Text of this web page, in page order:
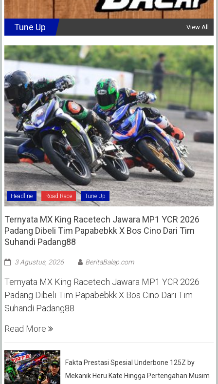
Tune Up View All
Headline Road Race Tune Up
Ternyata MX King Racetech Jawara MP1 YCR 2026
Padang Dibeli Tim Papabebkk X Bos Cino Dari Tim
Suhandi Padang88
3 Agustus, 2026 BeritaBalap.com
Ternyata MX King Racetech Jawara MP1 YCR 2026
Padang Dibeli Tim Papabebkk X Bos Cino Dari Tim
Suhandi Padang88
Read More
Fakta Prestasi Spesial Underbone 125Z by
Mekanik Heru Kate Hingga Pertengahan Musim